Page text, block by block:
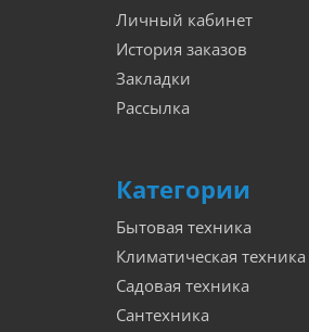
Личный кабинет
История заказов
Закладки
Рассылка
Категории
Бытовая техника
Климатическая техника
Садовая техника
Сантехника